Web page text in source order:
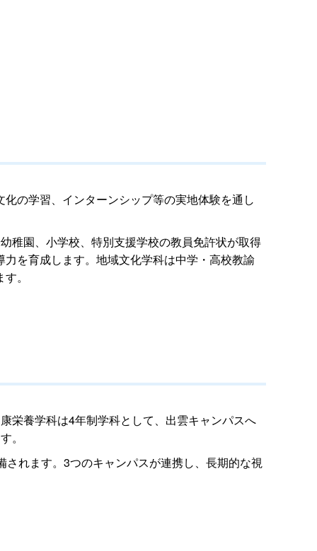
の学習、インターンシップ等の実地体験を通し
稚園、小学校、特別支援学校の教員免許状が取得
を育成します。地域文化学科は中学・高校教諭
。
栄養学科は4年制学科として、出雲キャンパスへ
。
れます。3つのキャンパスが連携し、長期的な視